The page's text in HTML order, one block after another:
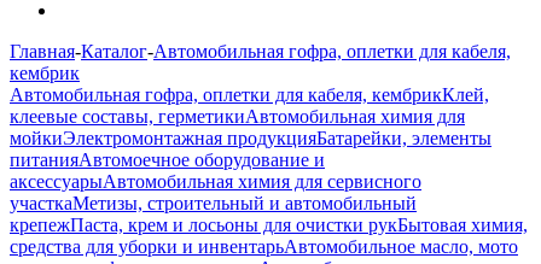
Главная-Каталог-Автомобильная гофра, оплетки для кабеля,
кембрик
Автомобильная гофра, оплетки для кабеля, кембрикКлей,
клеевые составы, герметикиАвтомобильная химия для
мойкиЭлектромонтажная продукцияБатарейки, элементы
питанияАвтомоечное оборудование и
аксессуарыАвтомобильная химия для сервисного
участкаМетизы, строительный и автомобильный
крепежПаста, крем и лосьоны для очистки рукБытовая химия,
средства для уборки и инвентарьАвтомобильное масло, мото